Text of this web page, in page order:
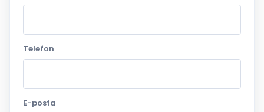
Telefon
E-posta